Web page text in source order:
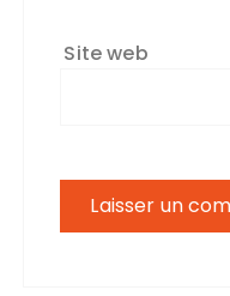
Site web